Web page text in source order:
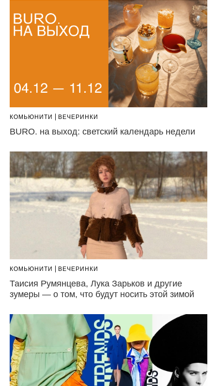
КОМЬЮНИТИ ВЕЧЕРИНКИ
BURO. на выход: светский календарь недели
КОМЬЮНИТИ ВЕЧЕРИНКИ
Таисия Румянцева, Лука Зарьков и другие
зумеры — о том, что будут носить этой зимой